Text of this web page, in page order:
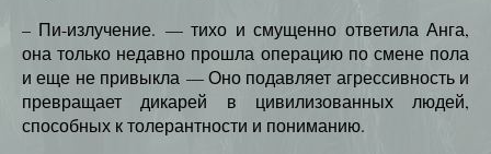
– Пи-излучение. — тихо и смущенно ответила Анга,
она только недавно прошла операцию по смене пола
и еще не привыкла — Оно подавляет агрессивность и
превращает дикарей в цивилизованных людей,
способных к толерантности и пониманию.